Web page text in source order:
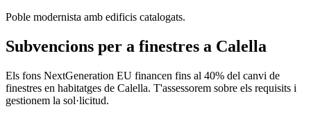
Poble modernista amb edificis catalogats.
Subvencions per a finestres a Calella
Els fons NextGeneration EU financen fins al 40% del canvi de
finestres en habitatges de Calella. T'assessorem sobre els requisits i
gestionem la sol·licitud.